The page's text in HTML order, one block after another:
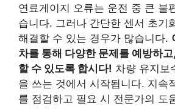
연료게이지 오류는 운전 중 큰 불
습니다. 그러나 간단한 센서 초기
해결할 수 있는 경우가 많습니다.
차를 통해 다양한 문제를 예방하
할 수 있도록 합시다! 차량 유지보
을 쓰는 것에서 시작됩니다. 지속
를 점검하고 필요 시 전문가의 도